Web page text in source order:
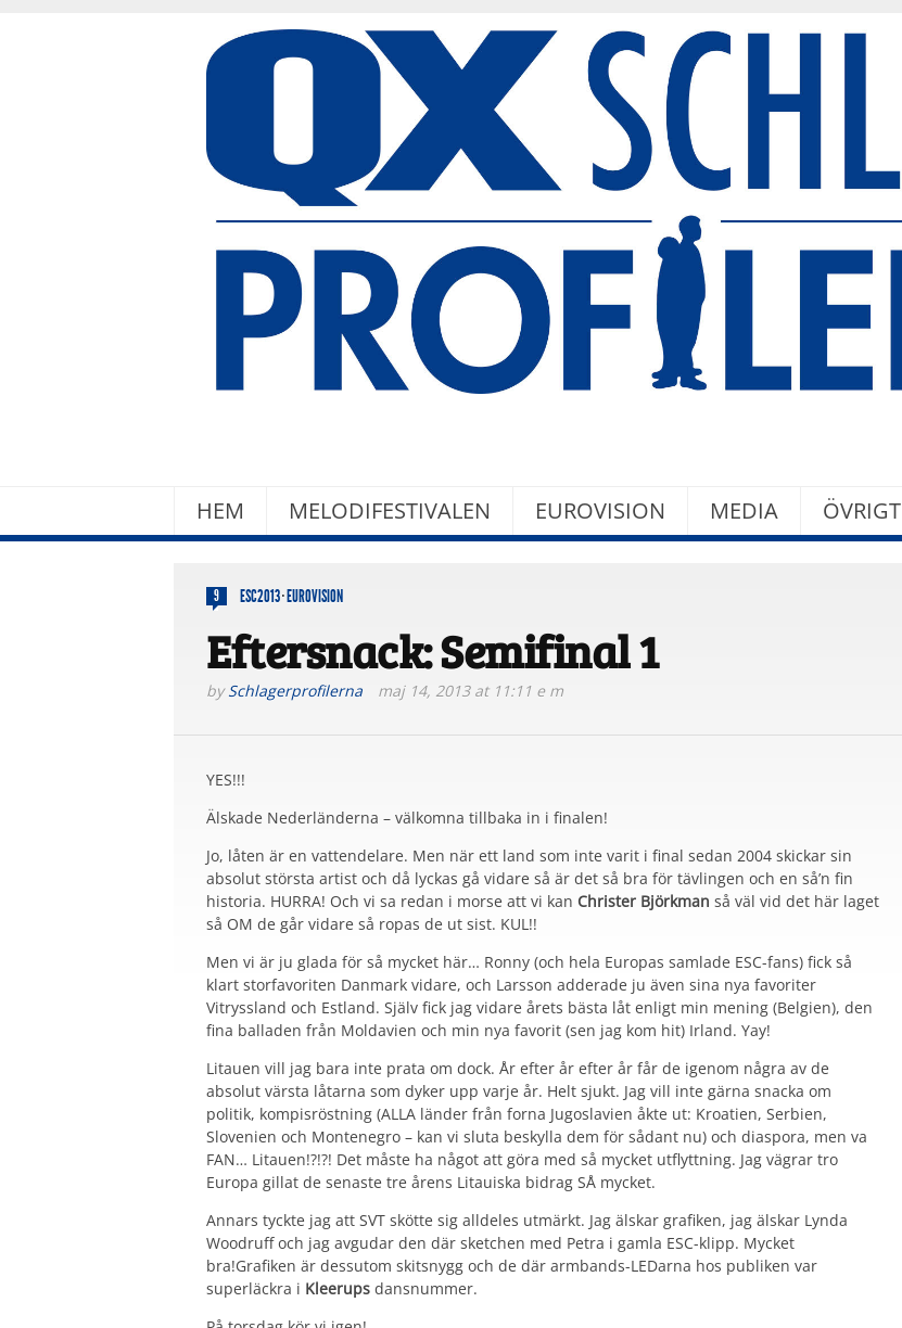
HEM MELODIFESTIVALEN EUROVISION MEDIA ÖVRIGT
9 ESC2013·EUROVISION
Eftersnack: Semifinal 1
bySchlagerprofilerna maj 14, 2013 at 11:11 e m
YES!!!
Älskade Nederländerna – välkomna tillbaka in i finalen!
Jo, låten är en vattendelare. Men när ett land som inte varit i final sedan 2004 skickar sin
absolut största artist och då lyckas gå vidare så är det så bra för tävlingen och en så’n fin
historia. HURRA! Och vi sa redan i morse att vi kan Christer Björkman så väl vid det här laget
så OM de går vidare så ropas de ut sist. KUL!!
Men vi är ju glada för så mycket här… Ronny (och hela Europas samlade ESC-fans) fick så
klart storfavoriten Danmark vidare, och Larsson adderade ju även sina nya favoriter
Vitryssland och Estland. Själv fick jag vidare årets bästa låt enligt min mening (Belgien), den
fina balladen från Moldavien och min nya favorit (sen jag kom hit) Irland. Yay!
Litauen vill jag bara inte prata om dock. År efter år efter år får de igenom några av de
absolut värsta låtarna som dyker upp varje år. Helt sjukt. Jag vill inte gärna snacka om
politik, kompisröstning (ALLA länder från forna Jugoslavien åkte ut: Kroatien, Serbien,
Slovenien och Montenegro – kan vi sluta beskylla dem för sådant nu) och diaspora, men va
FAN… Litauen!?!?! Det måste ha något att göra med så mycket utflyttning. Jag vägrar tro
Europa gillat de senaste tre årens Litauiska bidrag SÅ mycket.
Annars tyckte jag att SVT skötte sig alldeles utmärkt. Jag älskar grafiken, jag älskar Lynda
Woodruff och jag avgudar den där sketchen med Petra i gamla ESC-klipp. Mycket
bra!Grafiken är dessutom skitsnygg och de där armbands-LEDarna hos publiken var
superläckra i Kleerups dansnummer.